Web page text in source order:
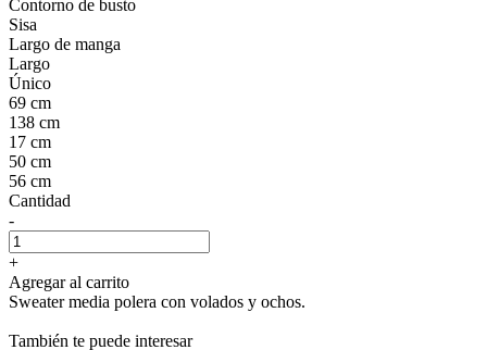
Contorno de busto
Sisa
Largo de manga
Largo
Único
69 cm
138 cm
17 cm
50 cm
56 cm
Cantidad
-
+
Agregar al carrito
Sweater media polera con volados y ochos.
También te puede interesar